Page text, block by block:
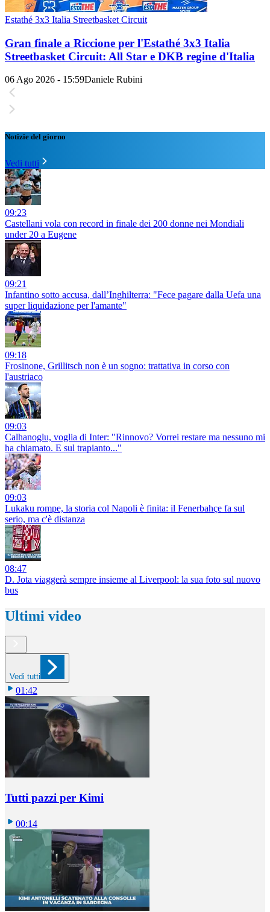
Estathé 3x3 Italia Streetbasket Circuit
Gran finale a Riccione per l'Estathé 3x3 Italia
Streetbasket Circuit: All Star e DKB regine d'Italia
06 Ago 2026 - 15:59Daniele Rubini
Notizie del giorno
Vedi tutti
09:23
Castellani vola con record in finale dei 200 donne nei Mondiali
under 20 a Eugene
09:21
Infantino sotto accusa, dall’Inghilterra: "Fece pagare dalla Uefa una
super liquidazione per l'amante"
09:18
Frosinone, Grillitsch non è un sogno: trattativa in corso con
l'austriaco
09:03
Calhanoglu, voglia di Inter: "Rinnovo? Vorrei restare ma nessuno mi
ha chiamato. E sul trapianto..."
09:03
Lukaku rompe, la storia col Napoli è finita: il Fenerbahçe fa sul
serio, ma c'è distanza
08:47
D. Jota viaggerà sempre insieme al Liverpool: la sua foto sul nuovo
bus
Ultimi video
Vedi tutti
01:42
Tutti pazzi per Kimi
00:14